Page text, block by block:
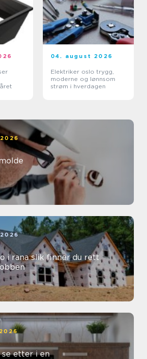
04. august 2026
Elektriker oslo trygg,
moderne og lønnsom
strøm i hverdagen
finner du rett
se etter i en